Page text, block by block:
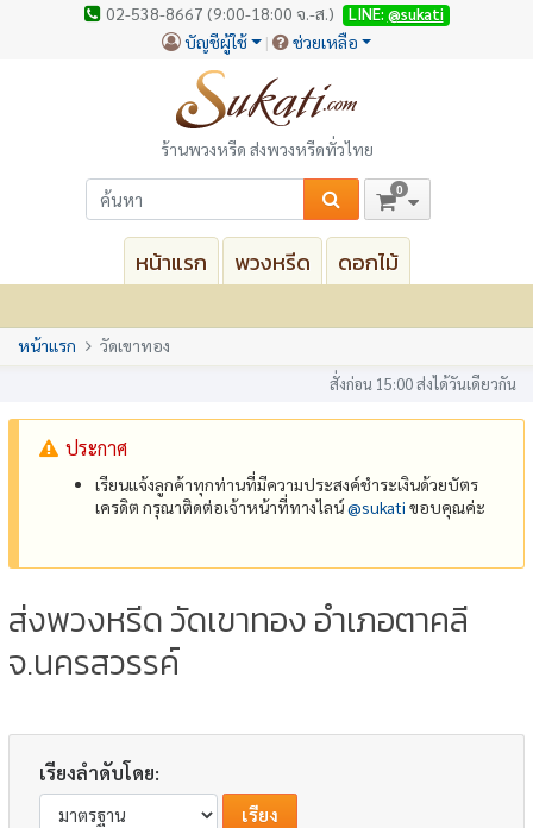
02-538-8667 (9:00-18:00 จ.-ส.) LINE: @sukati
บัญชีผู้ใช้ ช่วยเหลือ
ร้านพวงหรีด ส่งพวงหรีดทั่วไทย
0
หน้าแรก พวงหรีด ดอกไม้
หน้าแรก วัดเขาทอง
สั่งก่อน 15:00 ส่งได้วันเดียวกัน
ประกาศ
เรียนแจ้งลูกค้าทุกท่านที่มีความประสงค์ชำระเงินด้วยบัตร
เครดิต กรุณาติดต่อเจ้าหน้าที่ทางไลน์@‌sukati ขอบคุณค่ะ
ส่งพวงหรีด วัดเขาทอง อำเภอตาคลี
จ.นครสวรรค์
เรียงลำดับโดย: